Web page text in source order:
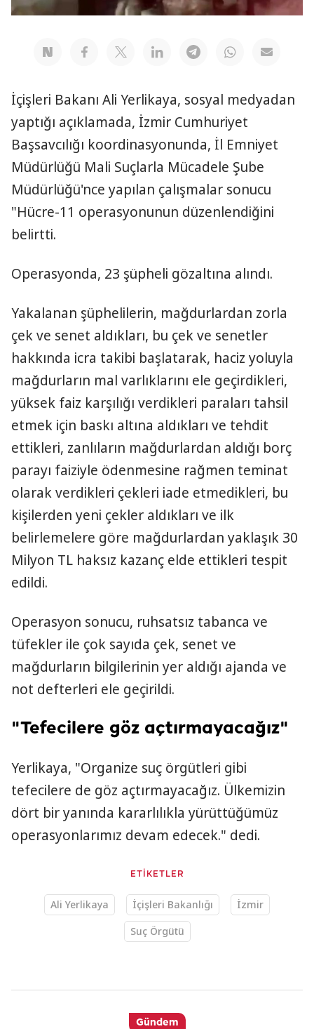
İçişleri Bakanı Ali Yerlikaya, sosyal medyadan
yaptığı açıklamada, İzmir Cumhuriyet
Başsavcılığı koordinasyonunda, İl Emniyet
Müdürlüğü Mali Suçlarla Mücadele Şube
Müdürlüğü'nce yapılan çalışmalar sonucu
"Hücre-11 operasyonunun düzenlendiğini
belirtti.
Operasyonda, 23 şüpheli gözaltına alındı.
Yakalanan şüphelilerin, mağdurlardan zorla
çek ve senet aldıkları, bu çek ve senetler
hakkında icra takibi başlatarak, haciz yoluyla
mağdurların mal varlıklarını ele geçirdikleri,
yüksek faiz karşılığı verdikleri paraları tahsil
etmek için baskı altına aldıkları ve tehdit
ettikleri, zanlıların mağdurlardan aldığı borç
parayı faiziyle ödenmesine rağmen teminat
olarak verdikleri çekleri iade etmedikleri, bu
kişilerden yeni çekler aldıkları ve ilk
belirlemelere göre mağdurlardan yaklaşık 30
Milyon TL haksız kazanç elde ettikleri tespit
edildi.
Operasyon sonucu, ruhsatsız tabanca ve
tüfekler ile çok sayıda çek, senet ve
mağdurların bilgilerinin yer aldığı ajanda ve
not defterleri ele geçirildi.
"Tefecilere göz açtırmayacağız"
Yerlikaya, "Organize suç örgütleri gibi
tefecilere de göz açtırmayacağız. Ülkemizin
dört bir yanında kararlılıkla yürüttüğümüz
operasyonlarımız devam edecek." dedi.
ETİKETLER
Ali Yerlikaya İçişleri Bakanlığı
İzmir
Suç Örgütü
Gündem